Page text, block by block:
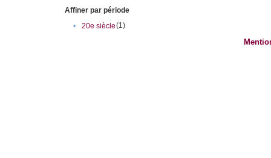
Affiner par période
•
20e siècle(1)